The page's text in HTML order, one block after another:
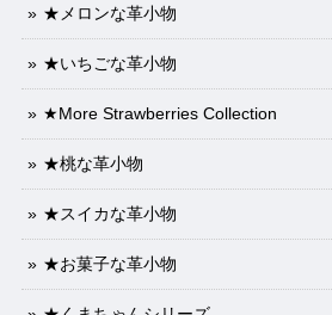
★メロンな革小物
★いちごな革小物
★More Strawberries Collection
★桃な革小物
★スイカな革小物
★お菓子な革小物